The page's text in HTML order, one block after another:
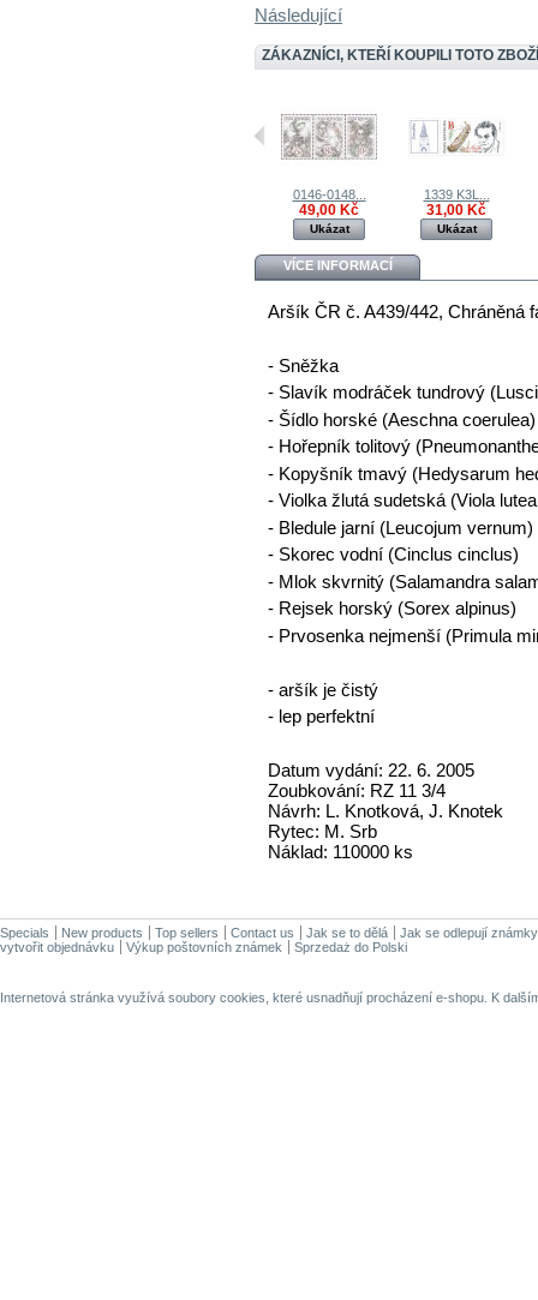
Následující
ZÁKAZNÍCI, KTEŘÍ KOUPILI TOTO
0146-0148...
49,00 Kč
Ukázat
1339 K3L...
31,00 Kč
Ukázat
VÍCE INFORMACÍ
Aršík ČR č. A439/442, Chráněná
- Sněžka
- Slavík modráček tundrový
- Šídlo horské (Aeschna coerulea)
- Hořepník tolitový
- Kopyšník tmavý (Hedysarum
- Violka žlutá sudetská (Viola
- Bledule jarní (Leucojum vernum)
- Skorec vodní (Cinclus cinclus)
- Mlok skvrnitý (Salamandra
- Rejsek horský (Sorex alpinus)
- Prvosenka nejmenší (Primula
- aršík je čistý
- lep perfektní
Datum vydání: 22. 6. 2005
Zoubkování: RZ 11 3/4
Návrh: L. Knotková, J. Knotek
Rytec: M. Srb
Náklad: 110000 ks
Specials New products Top sellers Contact us Jak se to dělá
Jak se odlepují známky
vytvořit objednávku
Výkup poštovních známek Sprzedaż do Polski
Internetová stránka využívá soubory cookies, které usnadňují procházení e-shopu. K